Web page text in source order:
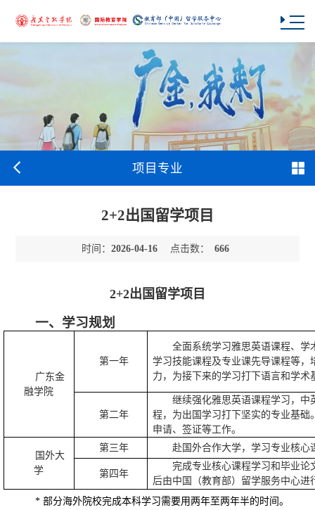
项目专业
2+2出国留学项目
时间： 2026-04-16 点击数： 666
2+2出国留学项目
一、学习规划
广东金
融学院
第一年
全面系统学习雅思英语课程、学
学习技能课程及专业课先导课程等，
力，为接下来的学习打下语言和学术
第二年
继续强化雅思英语课程学习，中
程，为出国学习打下坚实的专业基
申请、签证等工作。
国外大
学
第三年 赴国外合作大学，学习专业核心
第四年
完成专业核心课程学习和毕业论
后由中国（教育部）留学服务中心进
* 部分海外院校完成本科学习需要用两年至两年半的时间。